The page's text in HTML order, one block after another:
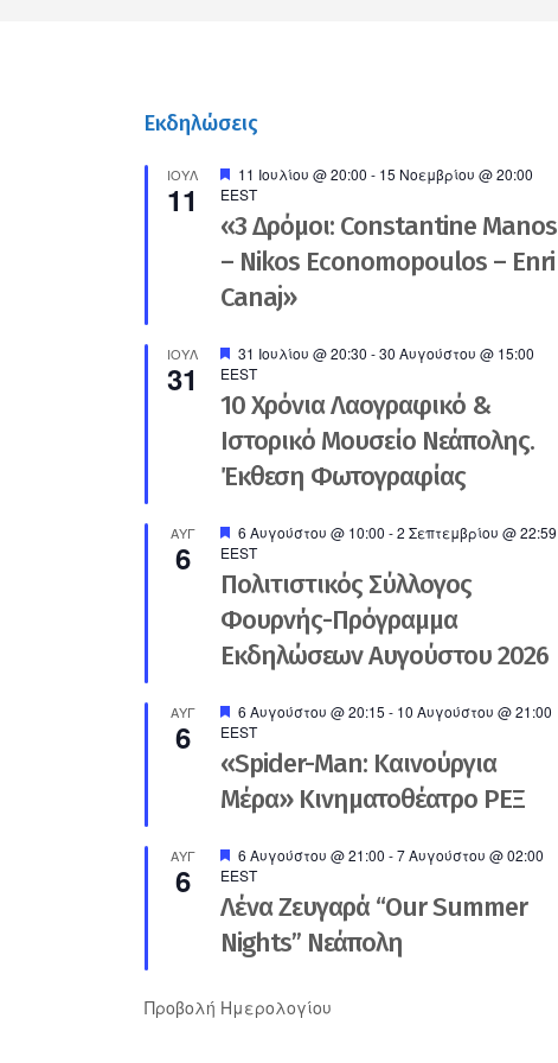
Εκδηλώσεις
ΙΟΎΛ
11
Προτεινόμενο
11 Ιουλίου @ 20:00 - 15 Νοεμβρίου @ 20:00
EEST
«3 Δρόμοι: Constantine Manos
– Nikos Economopoulos – Enri
Canaj»
ΙΟΎΛ
31
Προτεινόμενο
31 Ιουλίου @ 20:30 -30 Αυγούστου @ 15:00
EEST
10 Χρόνια Λαογραφικό &
Ιστορικό Μουσείο Νεάπολης.
Έκθεση Φωτογραφίας
ΑΥΓ
6
Προτεινόμενο
6 Αυγούστου @ 10:00 -2 Σεπτεμβρίου @ 22:59
EEST
Πολιτιστικός Σύλλογος
Φουρνής-Πρόγραμμα
Εκδηλώσεων Αυγούστου 2026
ΑΥΓ
6
Προτεινόμενο
6 Αυγούστου @ 20:15 - 10 Αυγούστου @ 21:00
EEST
«Spider-Man: Καινούργια
Μέρα» Κινηματοθέατρο ΡΕΞ
ΑΥΓ
6
Προτεινόμενο
6 Αυγούστου @ 21:00 -7 Αυγούστου @ 02:00
EEST
Λένα Ζευγαρά “Our Summer
Nights” Νεάπολη
Προβολή Ημερολογίου